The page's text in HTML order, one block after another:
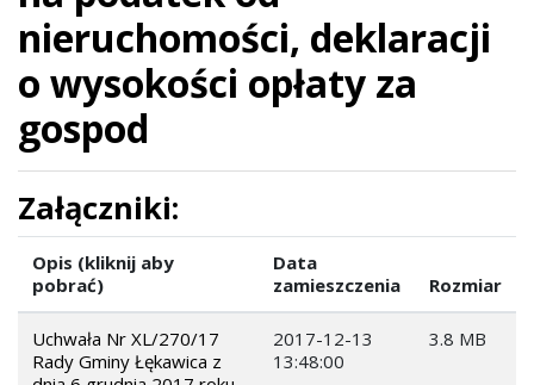
nieruchomości, deklaracji
o wysokości opłaty za
gospod
Załączniki:
Opis (kliknij aby
pobrać)
Data
zamieszczenia
Rozmiar
Uchwała Nr XL/270/17
Rady Gminy Łękawica z
2017-12-13
13:48:00
3.8 MB